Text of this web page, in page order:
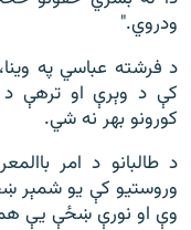
ودروي."
د فرشته عباسي په
کې د وېرې او ترهې د
کورونو بهر نه شي.
د طالبانو د امر
وروستيو کې یو شمېر
وې او نورې ښځې یې